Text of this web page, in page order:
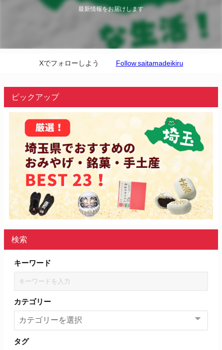
最新情報をお届けします
Xでフォローしよう Follow saitamadeikiru
ピックアップ
検索
キーワード
カテゴリー
タグ